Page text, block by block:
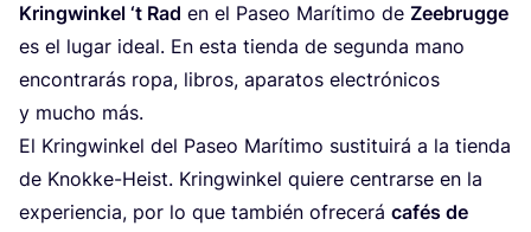
Kring­win­kel ‘t Rad en el Paseo Marí­ti­mo de Zee­brug­ge
es el lugar ideal. En esta tien­da de segun­da mano
encon­tra­rás ropa, libros, apa­ra­tos elec­tró­ni­cos
y mucho más.
El Kring­win­kel del Paseo Marí­ti­mo sus­ti­tui­rá a la tien­da
de Knok­ke-Heist. Kring­win­kel quie­re cen­trar­se en la
expe­rien­cia, por lo que tam­bién ofre­ce­rá cafés de